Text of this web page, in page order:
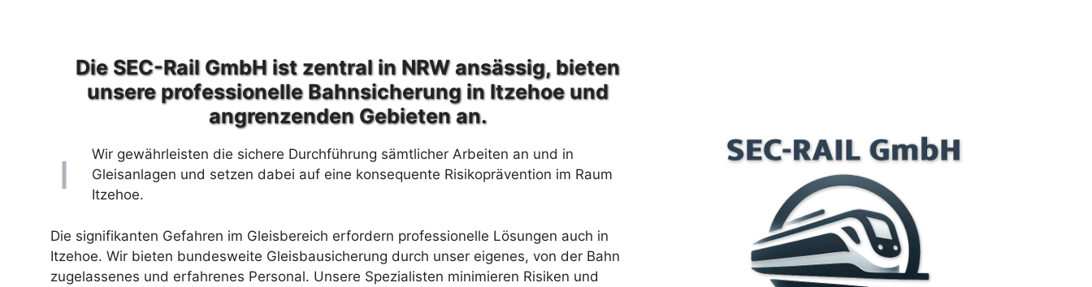
Die SEC-Rail GmbH ist zentral in NRW ansässig, bieten
unsere professionelle Bahnsicherung in Itzehoe und
angrenzenden Gebieten an.
Wir gewährleisten die sichere Durchführung sämtlicher Arbeiten an und in
Gleisanlagen und setzen dabei auf eine konsequente Risikoprävention im Raum
Itzehoe.
Die signifikanten Gefahren im Gleisbereich erfordern professionelle Lösungen auch in
Itzehoe. Wir bieten bundesweite Gleisbausicherung durch unser eigenes, von der Bahn
zugelassenes und erfahrenes Personal. Unsere Spezialisten minimieren Risiken und